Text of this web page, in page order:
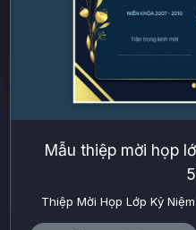
Mẫu thiệp mời họp
Thiệp Mời Họp Lớp Kỷ